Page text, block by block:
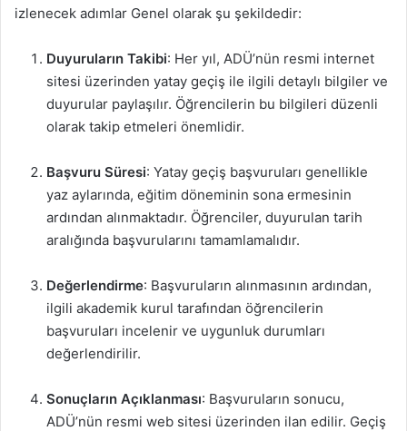
izlenecek adımlar Genel olarak şu şekildedir:
Duyuruların Takibi: Her yıl, ADÜ’nün resmi internet
sitesi üzerinden yatay geçiş ile ilgili detaylı bilgiler ve
duyurular paylaşılır. Öğrencilerin bu bilgileri düzenli
olarak takip etmeleri önemlidir.
Başvuru Süresi: Yatay geçiş başvuruları genellikle
yaz aylarında, eğitim döneminin sona ermesinin
ardından alınmaktadır. Öğrenciler, duyurulan tarih
aralığında başvurularını tamamlamalıdır.
Değerlendirme: Başvuruların alınmasının ardından,
ilgili akademik kurul tarafından öğrencilerin
başvuruları incelenir ve uygunluk durumları
değerlendirilir.
Sonuçların Açıklanması: Başvuruların sonucu,
ADÜ’nün resmi web sitesi üzerinden ilan edilir. Geçiş